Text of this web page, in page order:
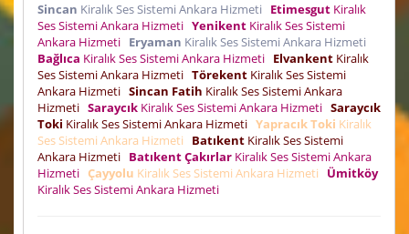
Sincan Kiralık Ses Sistemi Ankara Hizmeti Etimesgut Kiralık
Ses Sistemi Ankara Hizmeti Yenikent Kiralık Ses Sistemi
Ankara Hizmeti Eryaman Kiralık Ses Sistemi Ankara Hizmeti
Bağlıca Kiralık Ses Sistemi Ankara Hizmeti Elvankent Kiralık
Ses Sistemi Ankara Hizmeti Törekent Kiralık Ses Sistemi
Ankara Hizmeti Sincan Fatih Kiralık Ses Sistemi Ankara
Hizmeti Saraycık Kiralık Ses Sistemi Ankara Hizmeti Saraycık
Toki Kiralık Ses Sistemi Ankara Hizmeti Yapracık Toki Kiralık
Ses Sistemi Ankara Hizmeti
Batıkent Kiralık Ses Sistemi
Ankara Hizmeti Batıkent Çakırlar Kiralık Ses Sistemi Ankara
Hizmeti Çayyolu Kiralık Ses Sistemi Ankara Hizmeti
Ümitköy
Kiralık Ses Sistemi Ankara Hizmeti